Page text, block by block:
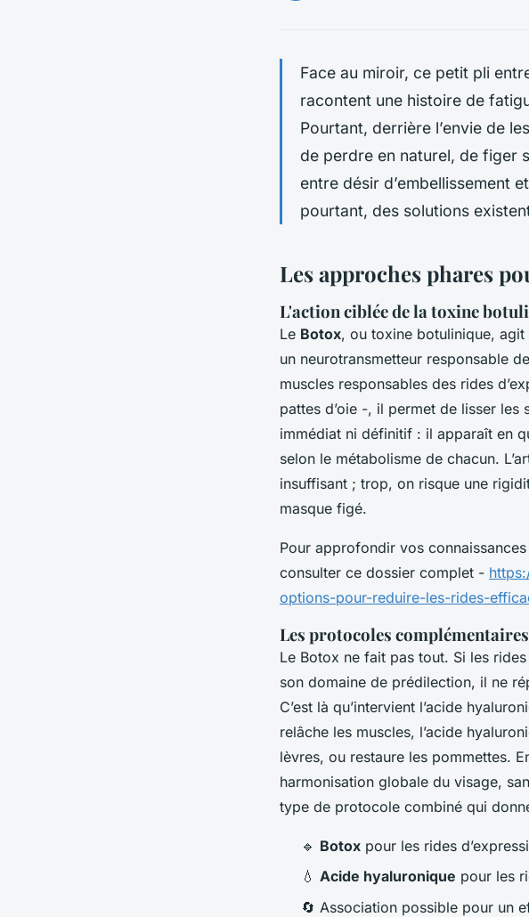
Face au miroir, ce petit pli
racontent une histoire de
Pourtant, derrière l’envie de
de perdre en naturel, de figer
entre désir d’embellissement
pourtant, des solutions
Les approches phares
L'action ciblée de la toxine
Le Botox, ou toxine botulinique,
un neurotransmetteur responsable
muscles responsables des rides
pattes d’oie -, il permet de lisser les
immédiat ni définitif : il apparaît en
selon le métabolisme de chacun.
insuffisant ; trop, on risque une
masque figé.
Pour approfondir vos
consulter ce dossier complet -
options-pour-reduire-les-rides-
Les protocoles
Le Botox ne fait pas tout. Si les
son domaine de prédilection, il ne
C’est là qu’intervient l’acide
relâche les muscles, l’acide
lèvres, ou restaure les pommettes.
harmonisation globale du visage,
type de protocole combiné qui
🔹 Botox pour les rides
💧 Acide hyaluronique pour les
🔄 Association possible pour un